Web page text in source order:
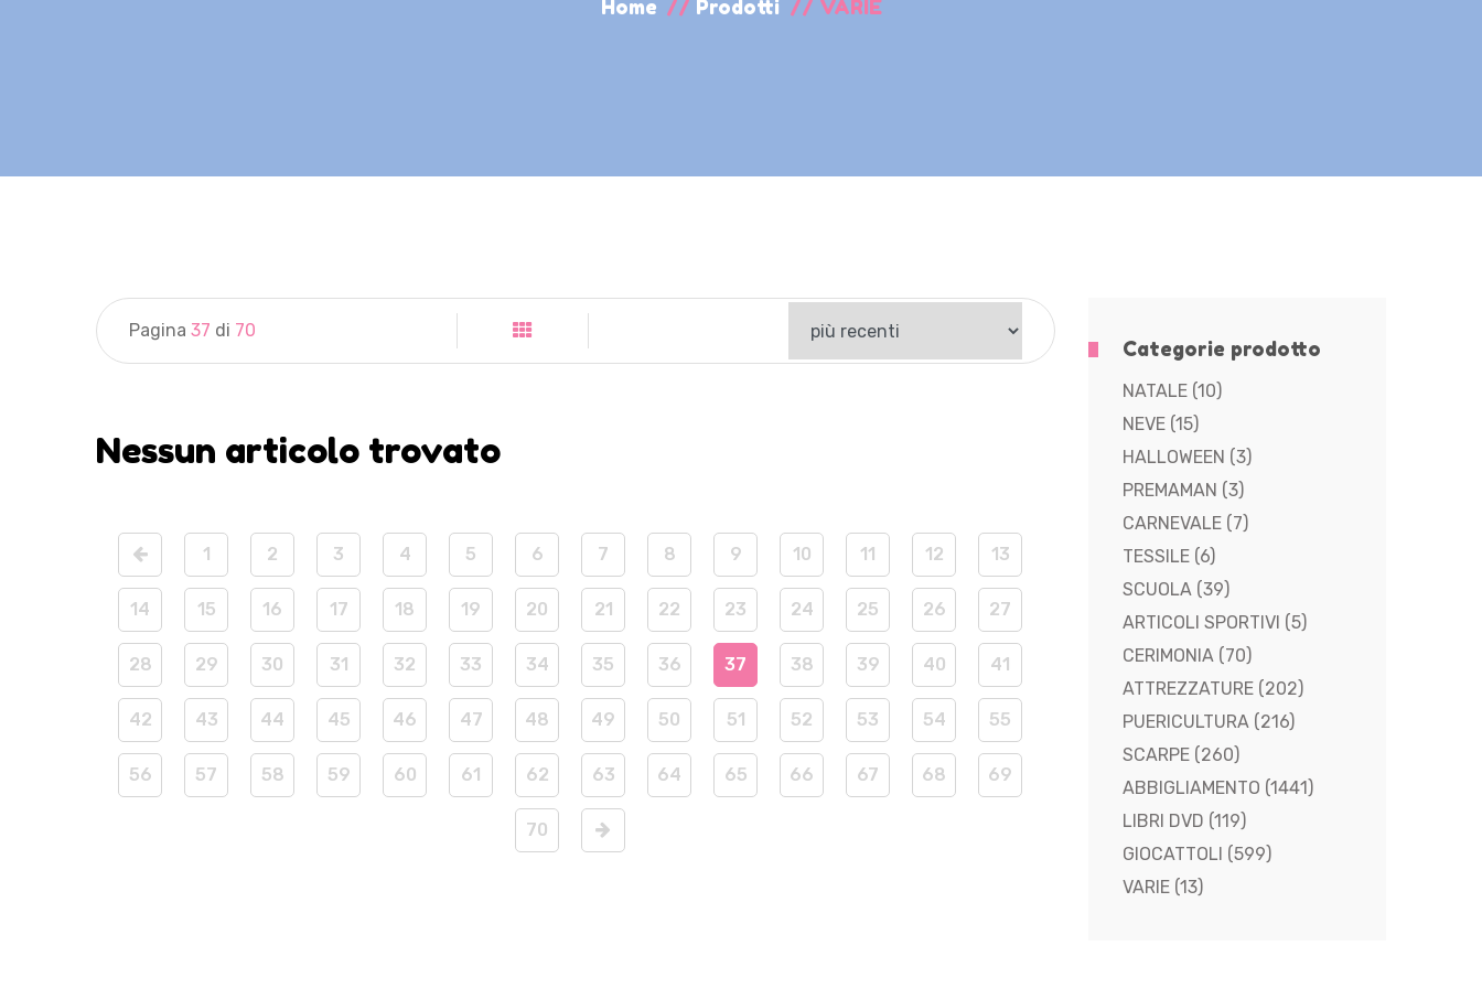
Home // Prodotti // VARIE
Pagina 37 di 70
Nessun articolo trovato
1 2 3 4 5 6 7 8 9 10 11 12 13
14 15 16 17 18 19 20 21 22 23 24 25 26 27
28 29 30 31 32 33 34 35 36 37 38 39 40 41
42 43 44 45 46 47 48 49 50 51 52 53 54 55
56 57 58 59 60 61 62 63 64 65 66 67 68 69
70
Categorie prodotto
NATALE (10)
NEVE (15)
HALLOWEEN (3)
PREMAMAN (3)
CARNEVALE (7)
TESSILE (6)
SCUOLA (39)
ARTICOLI SPORTIVI (5)
CERIMONIA (70)
ATTREZZATURE (202)
PUERICULTURA (216)
SCARPE (260)
ABBIGLIAMENTO (1441)
LIBRI DVD (119)
GIOCATTOLI (599)
VARIE (13)